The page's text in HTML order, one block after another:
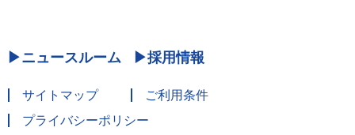
ニュースルーム 採用情報
サイトマップ
ご利用条件
プライバシーポリシー